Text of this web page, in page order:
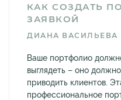
КАК СОЗДАТЬ
ЗАЯВКОЙ
ДИАНА ВАСИЛЬЕВА
Ваше портфолио
выглядеть – оно
приводить клиентов.
профессиональное